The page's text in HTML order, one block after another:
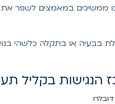
אנו ממשיכים במאמצים לשפר
בבעיה או בתקלה כלשהי
הנגישות בקליל